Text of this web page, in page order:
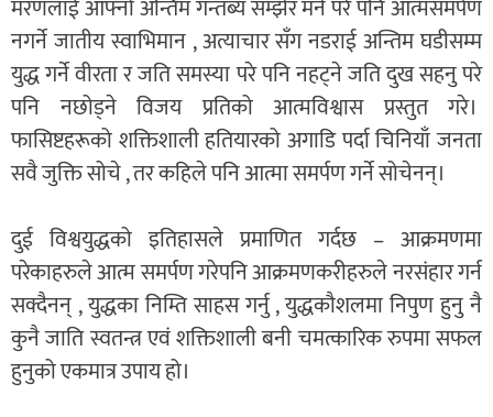
मरणलाई आफ्नो अन्तिम गन्तब्य सम्झेर मर्न परे पनि आत्मसमर्पण
नगर्ने जातीय स्वाभिमान , अत्याचार सँग नडराई अन्तिम घडीसम्म
युद्ध गर्ने वीरता र जति समस्या परे पनि नहट्ने जति दुख सहनु परे
पनि नछोड्ने विजय प्रतिको आत्मविश्वास प्रस्तुत गरे।
फासिष्टहरूको शक्तिशाली हतियारको अगाडि पर्दा चिनियाँ जनता
सवै जुक्ति सोचे , तर कहिले पनि आत्मा समर्पण गर्ने सोचेनन्।
दुई विश्वयुद्धको इतिहासले प्रमाणित गर्दछ – आक्रमणमा
परेकाहरुले आत्म समर्पण गरेपनि आक्रमणकरीहरुले नरसंहार गर्न
सक्दैनन् , युद्धका निम्ति साहस गर्नु , युद्धकौशलमा निपुण हुनु नै
कुनै जाति स्वतन्त्र एवं शक्तिशाली बनी चमत्कारिक रुपमा सफल
हुनुको एकमात्र उपाय हो।